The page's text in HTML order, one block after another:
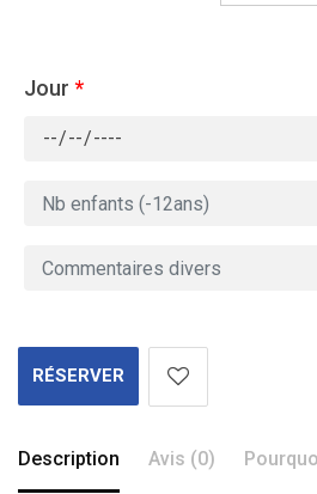
Jour *
RÉSERVER
Description Avis (0)